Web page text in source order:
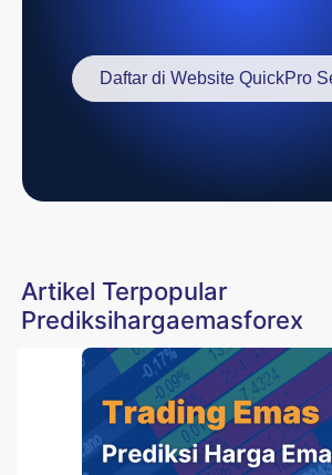
Daftar di Website QuickPro
Artikel Terpopular
Prediksihargaemasforex